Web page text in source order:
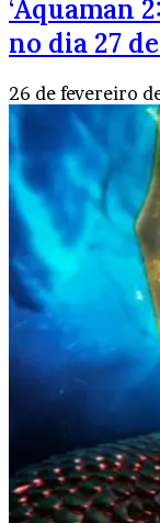
‘Aquaman
no dia 27
26 de fevereiro